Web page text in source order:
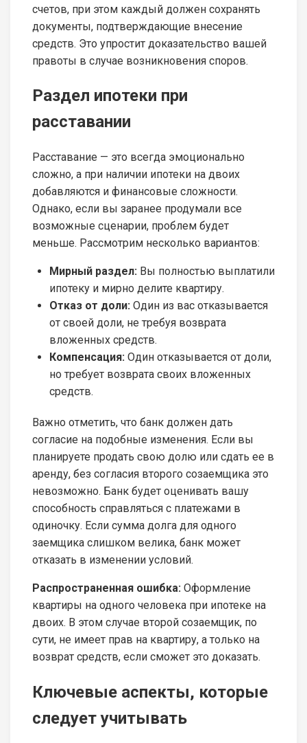
счетов, при этом каждый должен сохранять
документы, подтверждающие внесение
средств. Это упростит доказательство вашей
правоты в случае возникновения споров.
Раздел ипотеки при
расставании
Расставание — это всегда эмоционально
сложно, а при наличии ипотеки на двоих
добавляются и финансовые сложности.
Однако, если вы заранее продумали все
возможные сценарии, проблем будет
меньше. Рассмотрим несколько вариантов:
Мирный раздел: Вы полностью выплатили
ипотеку и мирно делите квартиру.
Отказ от доли: Один из вас отказывается
от своей доли, не требуя возврата
вложенных средств.
Компенсация: Один отказывается от доли,
но требует возврата своих вложенных
средств.
Важно отметить, что банк должен дать
согласие на подобные изменения. Если вы
планируете продать свою долю или сдать ее в
аренду, без согласия второго созаемщика это
невозможно. Банк будет оценивать вашу
способность справляться с платежами в
одиночку. Если сумма долга для одного
заемщика слишком велика, банк может
отказать в изменении условий.
Распространенная ошибка: Оформление
квартиры на одного человека при ипотеке на
двоих. В этом случае второй созаемщик, по
сути, не имеет прав на квартиру, а только на
возврат средств, если сможет это доказать.
Ключевые аспекты, которые
следует учитывать